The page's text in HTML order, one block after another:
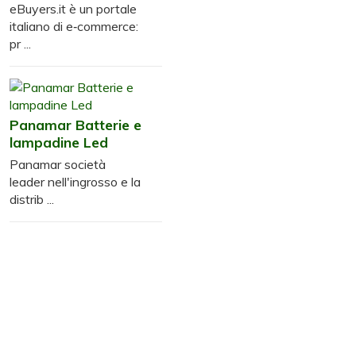
eBuyers.it è un portale
italiano di e‑commerce:
pr ...
Panamar Batterie e
lampadine Led
Panamar società
leader nell'ingrosso e la
distrib ...